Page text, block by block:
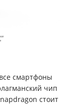
смартфоны
чип
стоит